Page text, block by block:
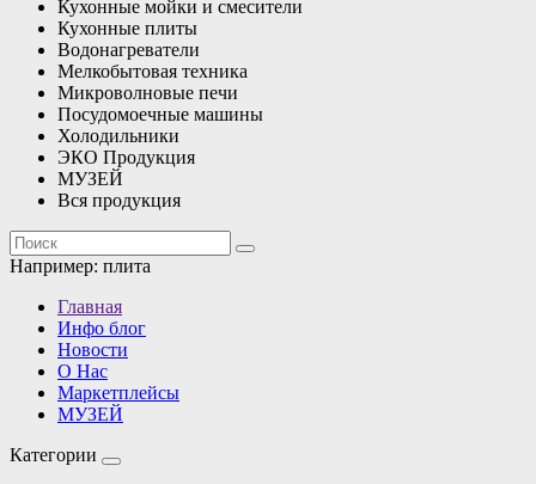
Кухонные мойки и смесители
Кухонные плиты
Водонагреватели
Мелкобытовая техника
Микроволновые печи
Посудомоечные машины
Холодильники
ЭКО Продукция
МУЗЕЙ
Вся продукция
Например: плита
Главная
Инфо блог
Новости
О Нас
Маркетплейсы
МУЗЕЙ
Категории